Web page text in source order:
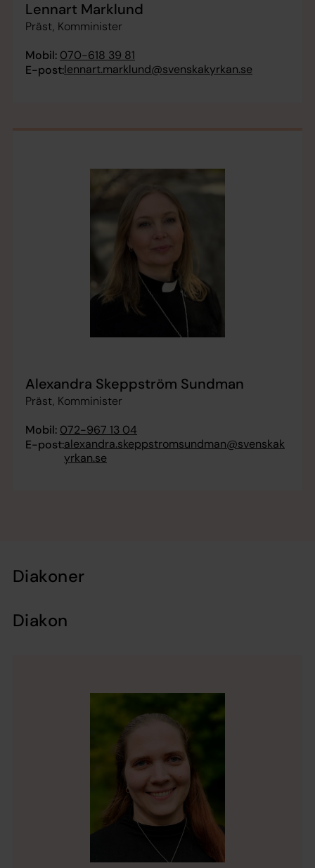
Lennart Marklund
Präst, Komminister
Mobil: 070-618 39 81
E-post:lennart.marklund@svenskakyrkan.se
Alexandra Skeppström Sundman
Präst, Komminister
Mobil: 072-967 13 04
E-post:alexandra.skeppstromsundman@svenskak
yrkan.se
Diakoner
Diakon